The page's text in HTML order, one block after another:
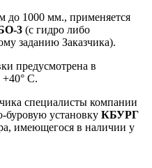
до 1000 мм., применяется
3 (с гидро либо
заданию Заказчика).
предусмотрена в
+40° С.
специалисты компании
буровую установку КБУРГ
имеющегося в наличии у